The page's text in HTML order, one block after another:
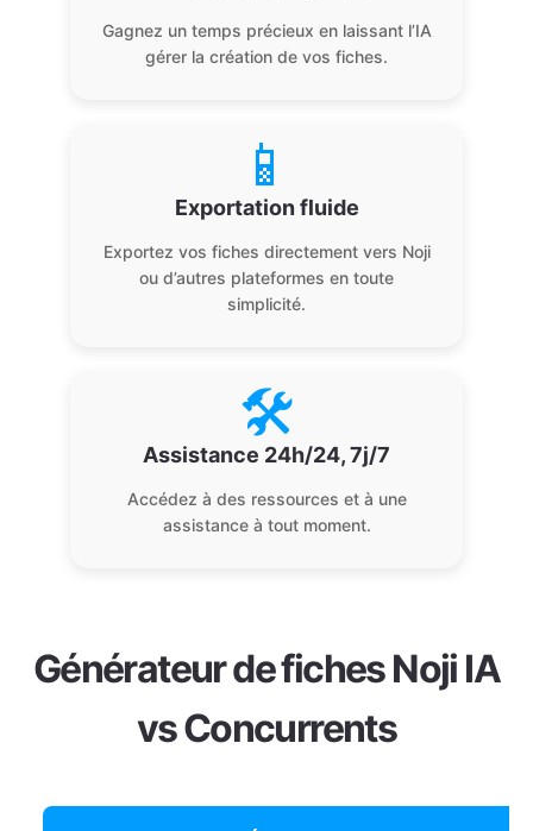
Gagnez un temps précieux en laissant l’IA
gérer la création de vos fiches.
📱
Exportation fluide
Exportez vos fiches directement vers Noji
ou d’autres plateformes en toute
simplicité.
🛠️
Assistance 24h/24, 7j/7
Accédez à des ressources et à une
assistance à tout moment.
Générateur de fiches Noji IA
vs Concurrents